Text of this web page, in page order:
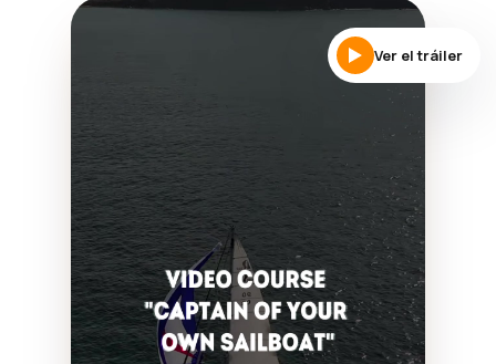
Ver el tráiler